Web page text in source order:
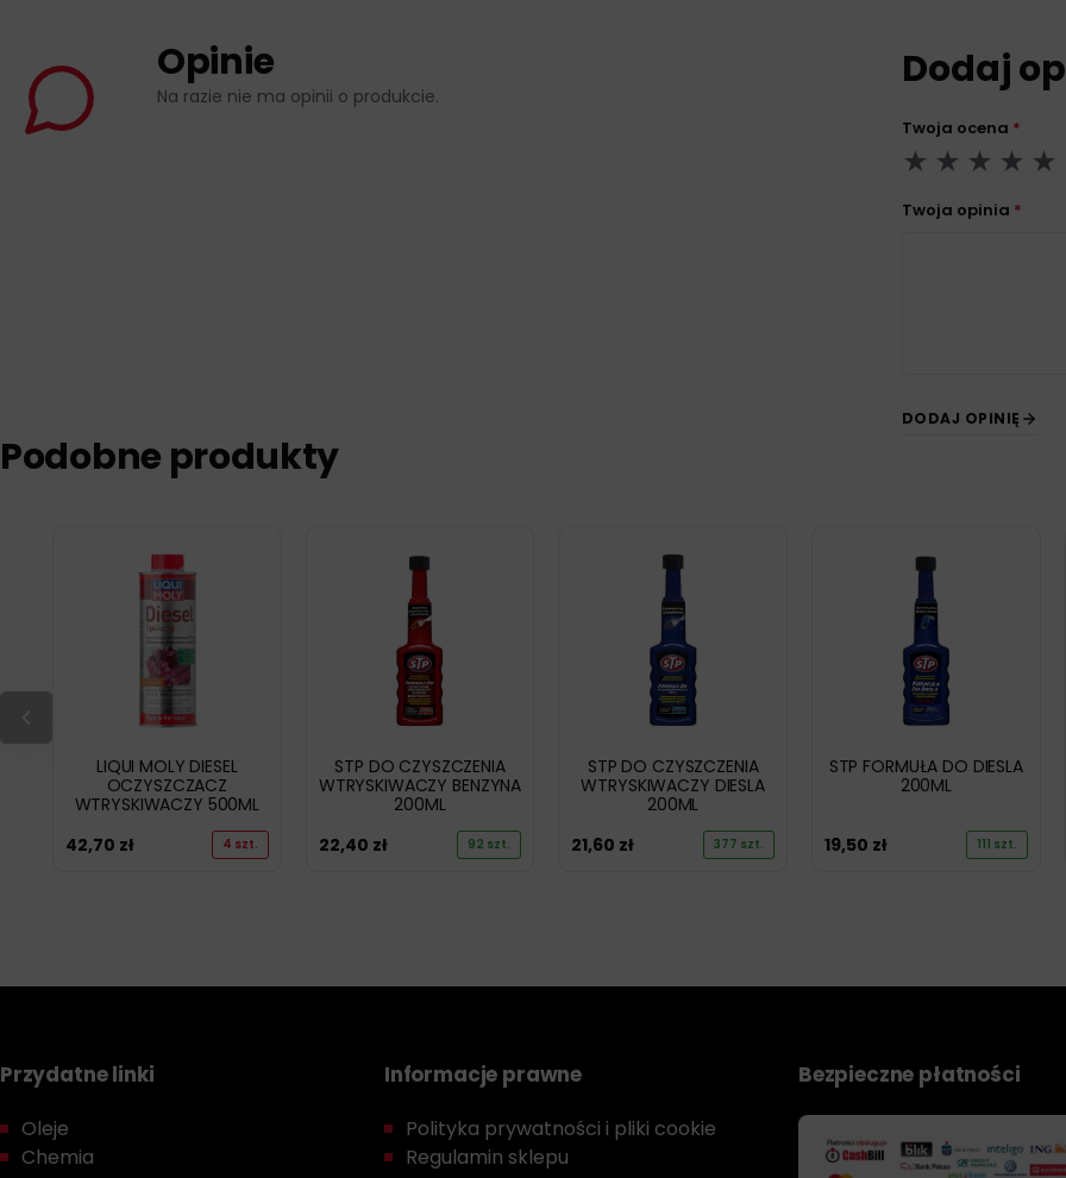
Opinie
Na razie nie ma opinii o produkcie.
Dodaj
Twoja ocena *
Twoja opinia *
DODAJ OPINIĘ
Podobne produkty
LIQUI MOLY DIESEL
OCZYSZCZACZ
WTRYSKIWACZY 500ML
42,70 zł 4 szt.
STP DO CZYSZCZENIA
WTRYSKIWACZY BENZYNA
200ML
22,40 zł 92 szt.
STP DO CZYSZCZENIA
WTRYSKIWACZY DIESLA
200ML
21,60 zł 377 szt.
STP FORMUŁA DO DIESLA
200ML
19,50 zł 111 szt.
Przydatne linki
Oleje
Chemia
Informacje prawne
Polityka prywatności i pliki cookie
Regulamin sklepu
Bezpieczne płatności